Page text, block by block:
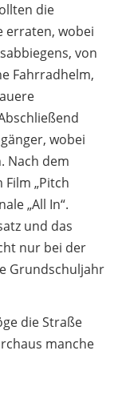
die
erraten, wobei
von
Fahrradhelm,
wobei
Nach dem
„Pitch
„All In“.
und das
nur bei der
Grundschuljahr
die Straße
manche